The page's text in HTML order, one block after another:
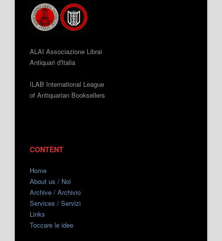
ALAI Associazione Librai
Antiquari d'Italia
ILAB International League
of Antiquarian Booksellers
CONTENT
Home
About us / Noi
Archive / Archivio
Services / Servizi
Links
Toccare le idee